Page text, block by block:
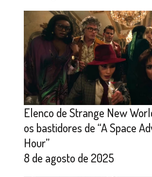
Elenco de Strange New
os bastidores de “A Space
Hour”
8 de agosto de 2025